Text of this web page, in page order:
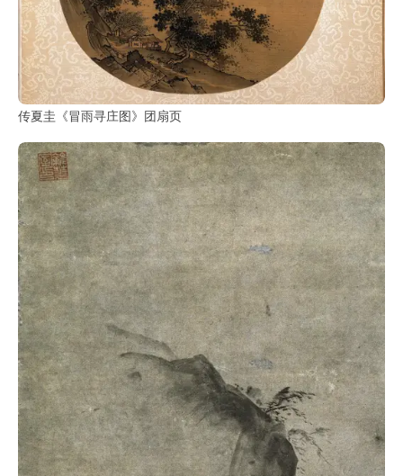
传夏圭《冒雨寻庄图》团扇页